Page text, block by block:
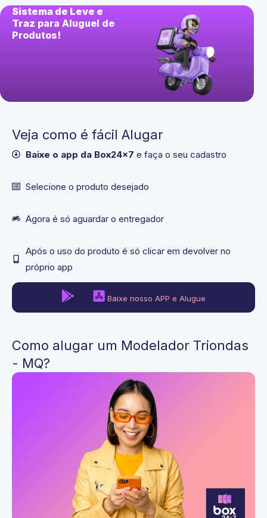
Sistema de Leve e
Traz para Aluguel de
Produtos!
Veja como é fácil Alugar
Baixe o app da Box24x7 e faça o seu cadastro
Selecione o produto desejado​
Agora é só aguardar o entregador
Após o uso do produto é só clicar em devolver no
próprio app
Baixe nosso APP e Alugue
Como alugar um Modelador Triondas
- MQ?